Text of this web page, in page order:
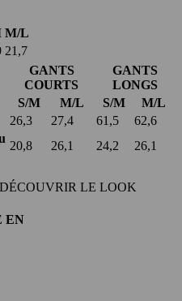
M/L
21,7
GANTS
COURTS
GANTS
LONGS
S/M M/L S/M
M/L
26,3 27,4 61,5
62,6
20,8 26,1 24,2 26,1
DÉCOUVRIR LE LOOK
EN